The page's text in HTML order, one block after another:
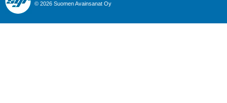
© 2026 Suomen Avainsanat Oy